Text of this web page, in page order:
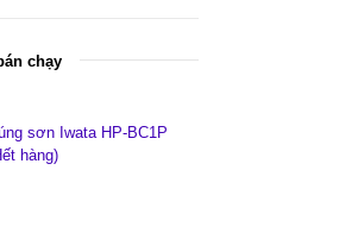
chạy
sơn Iwata HP-BC1P
hàng)